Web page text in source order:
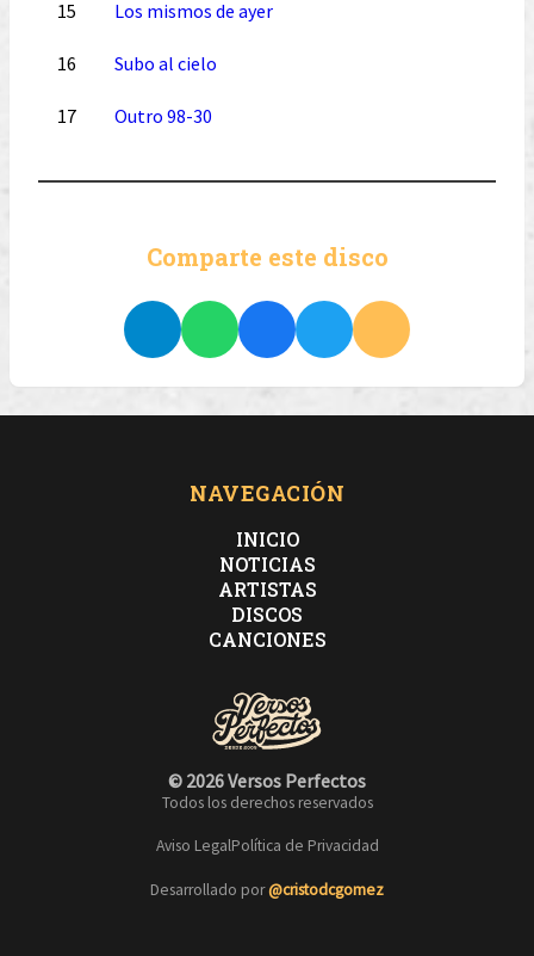
15 Los mismos de ayer
16 Subo al cielo
17 Outro 98-30
Comparte este disco
NAVEGACIÓN
INICIO
NOTICIAS
ARTISTAS
DISCOS
CANCIONES
© 2026 Versos Perfectos
Todos los derechos reservados
Aviso LegalPolítica de Privacidad
Desarrollado por@cristodcgomez